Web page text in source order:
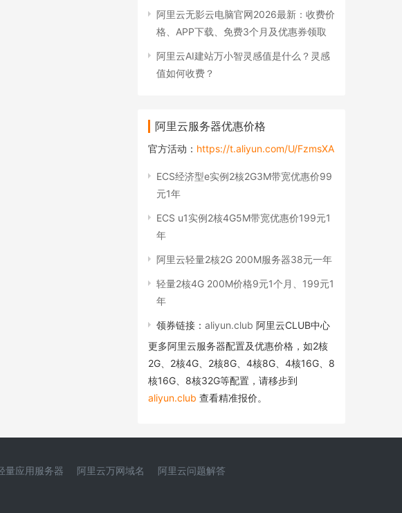
阿里云无影云电脑官网2026最新：收费价
格、APP下载、免费3个月及优惠券领取
阿里云AI建站万小智灵感值是什么？灵感
值如何收费？
阿里云服务器优惠价格
官方活动： https://t.aliyun.com/U/FzmsXA
ECS经济型e实例2核2G3M带宽优惠价99
元1年
ECS u1实例2核4G5M带宽优惠价199元1
年
阿里云轻量2核2G 200M服务器38元一年
轻量2核4G 200M价格9元1个月、199元1
年
领券链接： aliyun.club 阿里云CLUB中心
更多阿里云服务器配置及优惠价格，如2核
2G、2核4G、2核8G、4核8G、4核16G、8
核16G、8核32G等配置，请移步到
aliyun.club 查看精准报价。
量应用服务器 阿里云万网域名 阿里云问题解答